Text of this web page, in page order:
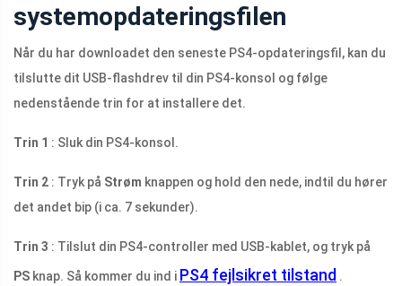
systemopdateringsfilen
Når du har downloadet den seneste PS4-opdateringsfil, kan du
tilslutte dit USB-flashdrev til din PS4-konsol og følge
nedenstående trin for at installere det.
Trin 1 : Sluk din PS4-konsol.
Trin 2 : Tryk på Strøm knappen og hold den nede, indtil du hører
det andet bip (i ca. 7 sekunder).
Trin 3 : Tilslut din PS4-controller med USB-kablet, og tryk på
PS knap. Så kommer du ind i PS4 fejlsikret tilstand .